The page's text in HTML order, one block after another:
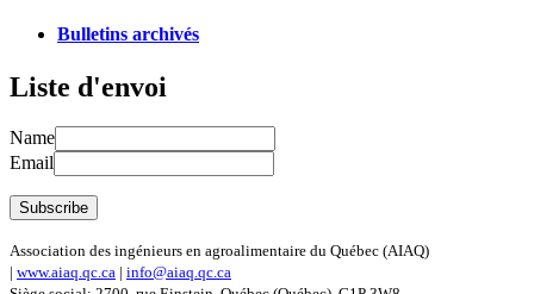
Bulletins archivés
Liste d'envoi
Name
Email
Association des ingénieurs en agroalimentaire du Québec (AIAQ)
| www.aiaq.qc.ca | info@aiaq.qc.ca